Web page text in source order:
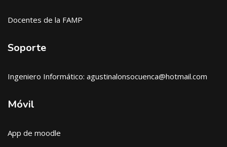
Docentes de la FAMP
Soporte
Ingeniero Informático: agustinalonsocuenca@hotmail.com
Móvil
App de moodle